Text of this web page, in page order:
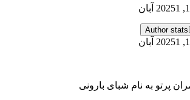
1 آبان
Author stats
1 آبان
پرتو به نام شبای بارونی